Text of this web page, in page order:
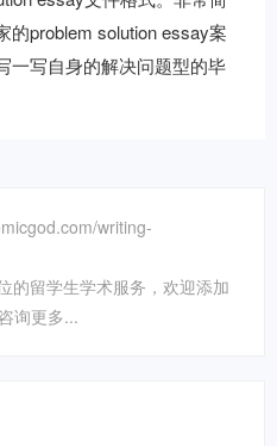
的problem solution essay案
一写自身的解决问题型的毕
writing-
的留学生学术服务，欢迎添加
询更多...